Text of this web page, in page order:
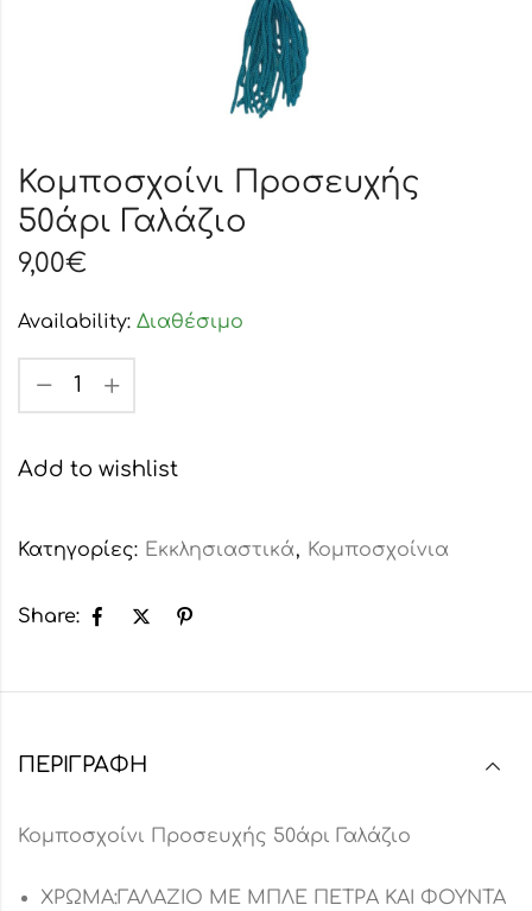
Κομποσχοίνι Προσευχής
50άρι Γαλάζιο
9,00€
Availability: Διαθέσιμο
Add to wishlist
Κατηγορίες: Εκκλησιαστικά, Κομποσχοίνια
Share:
ΠΕΡΙΓΡΑΦΉ
Κομποσχοίνι Προσευχής 50άρι Γαλάζιο
ΧΡΩΜΑ:ΓΑΛΑΖΙΟ ΜΕ ΜΠΛΕ ΠΕΤΡΑ ΚΑΙ ΦΟΥΝΤΑ